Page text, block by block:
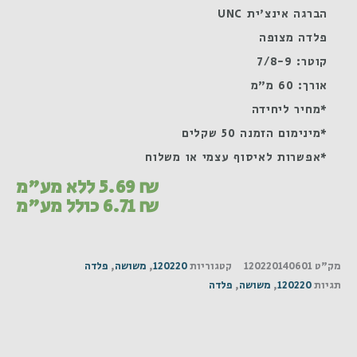
הברגה אינצ'ית UNC
פלדה מצופה
קוטר: 7/8-9
אורך: 60 מ"מ
*מחיר ליחידה
*מינימום הזמנה 50 שקלים
*אפשרות לאיסוף עצמי או משלוח
5.69₪ ללא מע"מ
6.71₪ כולל מע"מ
מק"ט 120220140601 קטגוריות120220
, משושה, פלדה
תגיות120220
, משושה, פלדה